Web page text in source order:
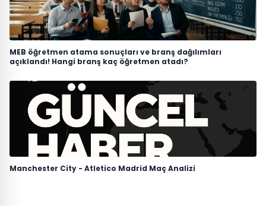
MEB öğretmen atama sonuçları ve branş dağılımları
açıklandı! Hangi branş kaç öğretmen atadı?
Manchester City - Atletico Madrid Maç Analizi